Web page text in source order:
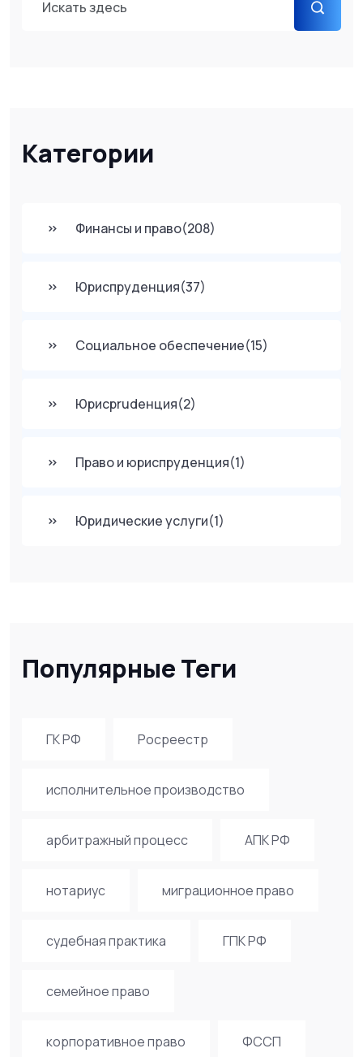
Категории
Финансы и право(208)
Юриспруденция(37)
Социальное обеспечение(15)
Юрисprudенция(2)
Право и юриспруденция(1)
Юридические услуги(1)
Популярные Теги
ГК РФ Росреестр
исполнительное производство
арбитражный процесс АПК РФ
нотариус миграционное право
судебная практика ГПК РФ
семейное право
корпоративное право ФССП